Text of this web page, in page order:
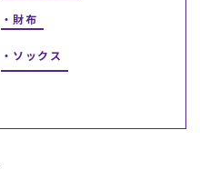
ギフトラッピング
財布
ソックス